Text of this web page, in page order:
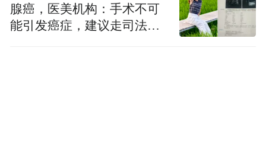
腺癌，医美机构：手术不可
能引发癌症，建议走司法途